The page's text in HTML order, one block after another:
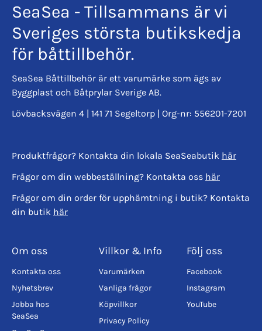
SeaSea - Tillsammans är vi
Sveriges största butikskedja
för båttillbehör.
SeaSea Båttillbehör är ett varumärke som ägs av
Byggplast och Båtprylar Sverige AB.
Lövbacksvägen 4 | 141 71 Segeltorp | Org-nr: 556201-7201
Produktfrågor? Kontakta din lokala SeaSeabutik här
Frågor om din webbeställning? Kontakta oss här
Frågor om din order för upphämtning i butik? Kontakta
din butik här
Om oss
Kontakta oss
Nyhetsbrev
Jobba hos
SeaSea
Villkor & Info
Varumärken
Vanliga frågor
Köpvillkor
Privacy Policy
Följ oss
Facebook
Instagram
YouTube